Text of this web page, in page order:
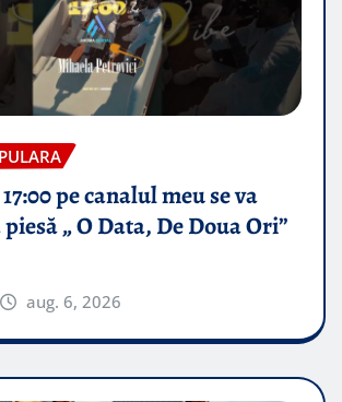
pe canalul meu se va
„ O Data, De Doua Ori”
aug. 6, 2026